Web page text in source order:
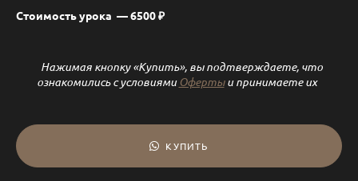
Стоимость урока —6500 ₽
Нажимая кнопку «Купить», вы подтверждаете, что
ознакомились с условиями Офертыи принимаете их
КУПИТЬ